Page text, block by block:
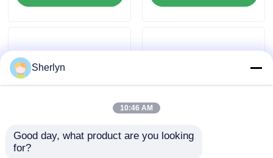
খবর
বায়ুসংক্রান্ত পাইপ ফিটিং
FESTO CPV10-GE-
Sherlyn
10:46 AM
Good day, what product are you looking
for?